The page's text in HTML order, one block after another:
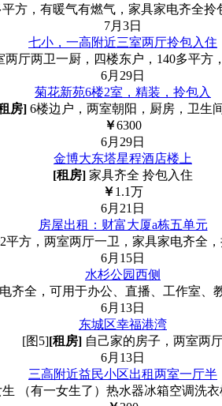
方，有暖气有燃气，家具家电齐全
7月3日
七小，一高附近三室两厅拎包入住
厅两卫一厨，四楼东户，140多平
6月29日
菊花新苑6楼2室，精装，拎包入
房] 6楼边户，两室朝阳，厨房，卫生
￥6300
6月29日
金博大东塔星程酒店楼上
[租房] 家具齐全 拎包入住
￥1.1万
6月21日
房屋出租：财富大厦a栋五单元
方，两室两厅一卫，家具家电齐全
6月15日
水杉公园西侧
齐全，可用于办公、直播、工作室、
6月13日
东城区幸福港湾
[图5][租房] 自己家的房子，两室两
6月13日
三高附近益民小区出租两室一厅半
（有一女生了）热水器冰箱空调洗